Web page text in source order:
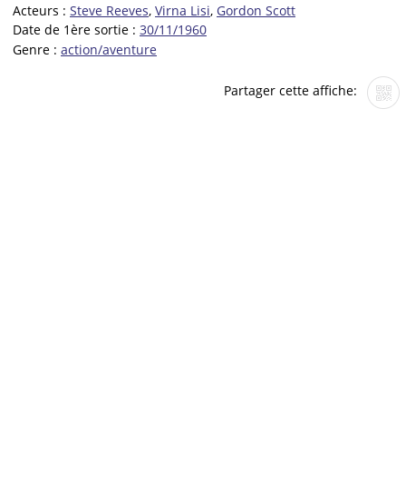
Acteurs : Steve Reeves, Virna Lisi, Gordon Scott
Date de 1ère sortie : 30/11/1960
Genre : action/aventure
Partager cette affiche: